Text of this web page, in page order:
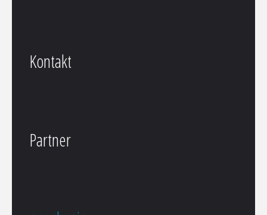
Kontakt
Partner